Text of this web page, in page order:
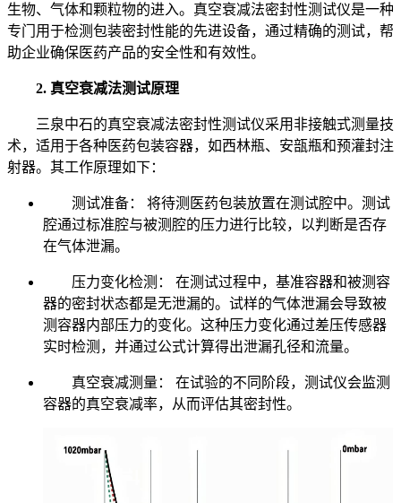
生物、气体和颗粒物的进入。真空衰减法密封性测试仪是一种
专门用于检测包装密封性能的先进设备，通过精确的测试，帮
助企业确保医药产品的安全性和有效性。
2. 真空衰减法测试原理
三泉中石的真空衰减法密封性测试仪采用非接触式测量技
术，适用于各种医药包装容器，如西林瓶、安瓿瓶和预灌封注
射器。其工作原理如下：
测试准备： 将待测医药包装放置在测试腔中。测试
腔通过标准腔与被测腔的压力进行比较，以判断是否存
在气体泄漏。
压力变化检测： 在测试过程中，基准容器和被测容
器的密封状态都是无泄漏的。试样的气体泄漏会导致被
测容器内部压力的变化。这种压力变化通过差压传感器
实时检测，并通过公式计算得出泄漏孔径和流量。
真空衰减测量： 在试验的不同阶段，测试仪会监测
容器的真空衰减率，从而评估其密封性。